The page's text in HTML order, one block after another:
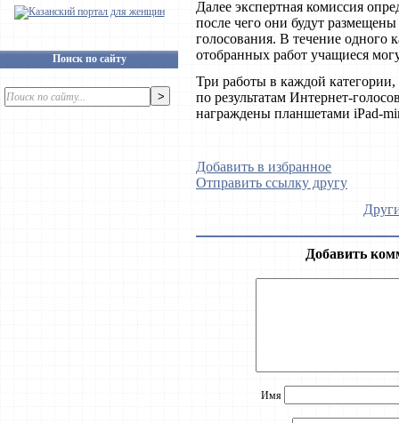
Поиск по сайту
Далее экспертная комиссия
после чего они будут
голосования. В течение одного
отобранных работ учащиеся
Три работы в каждой
по результатам Интернет-
награждены планшетами iPad-
Добавить в избранное
Отправить ссылку другу
Добавить
Имя